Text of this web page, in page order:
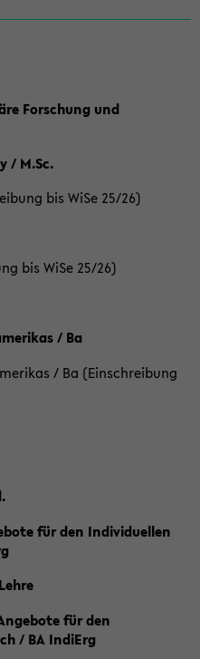
Forschung und
/ M.Sc.
bis WiSe 25/26)
bis WiSe 25/26)
/ Ba
/ Ba (Einschreibung
für den Individuellen
für den
/ BA IndiErg